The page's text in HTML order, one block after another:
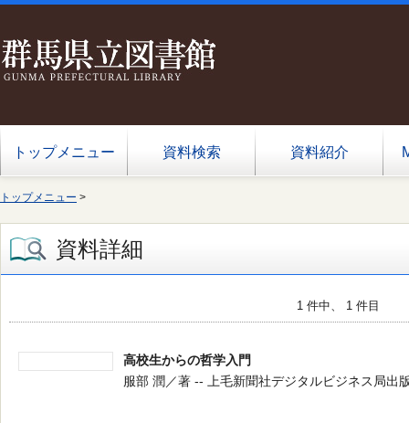
トップメニュー 資料検索 資料紹介
トップメニュー >
資料詳細
1 件中、 1 件目
高校生からの哲学入門
服部 潤／著 -- 上毛新聞社デジタルビジネス局出